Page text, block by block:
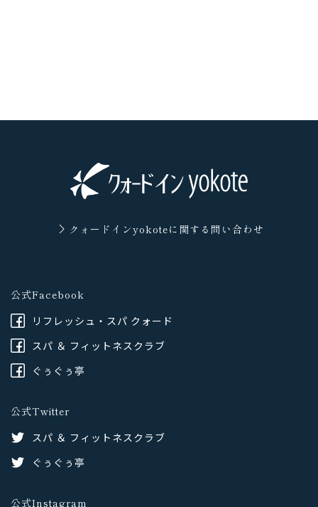
クォードインyokoteに 関する問い合わせ
公式Facebook
リフレッシュ・スパ クォード
スパ ＆ フィットネスクラブ
ぐぅぐぅ亭
公式Twitter
スパ ＆ フィットネスクラブ
ぐぅぐぅ亭
公式Instagram